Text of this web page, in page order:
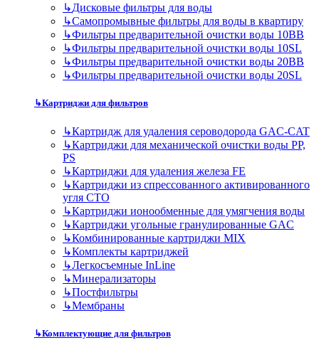
↳Дисковые фильтры для воды
↳Самопромывные фильтры для воды в квартиру
↳Фильтры предварительной очистки воды 10BB
↳Фильтры предварительной очистки воды 10SL
↳Фильтры предварительной очистки воды 20BB
↳Фильтры предварительной очистки воды 20SL
↳Картриджи для фильтров
↳Картридж для удаления сероводорода GAC-CAT
↳Картриджи для механической очистки воды PP,
PS
↳Картриджи для удаления железа FE
↳Картриджи из спрессованного активированного
угля CTO
↳Картриджи ионообменные для умягчения воды
↳Картриджи угольные гранулированные GAC
↳Комбинированные картриджи MIX
↳Комплекты картриджей
↳Легкосъемные InLine
↳Минерализаторы
↳Постфильтры
↳Мембраны
↳Комплектующие для фильтров